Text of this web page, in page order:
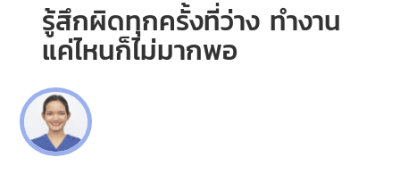
รู้สึกผิดทุกครั้งที่ว่าง ทำงาน
แค่ไหนก็ไม่มากพอ